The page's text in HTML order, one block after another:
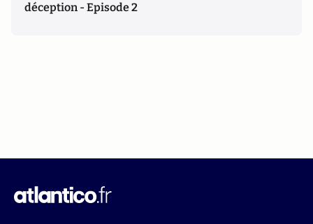
déception - Episode 2